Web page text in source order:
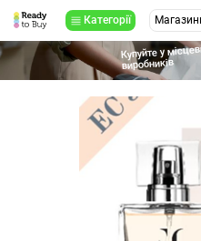
Категорії
Купуйте у
виробників